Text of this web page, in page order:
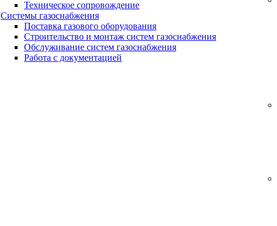
Техническое сопровождение
Системы газоснабжения
Поставка газового оборудования
Строительство и монтаж систем газоснабжения
Обслуживание систем газоснабжения
Работа с документацией